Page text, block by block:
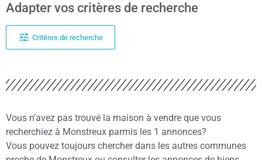
Adapter vos critères de recherche
Critères de recherche
Vous n’avez pas trouvé la maison à vendre que vous
recherchiez à Monstreux parmis les 1 annonces?
Vous pouvez toujours chercher dans les autres communes